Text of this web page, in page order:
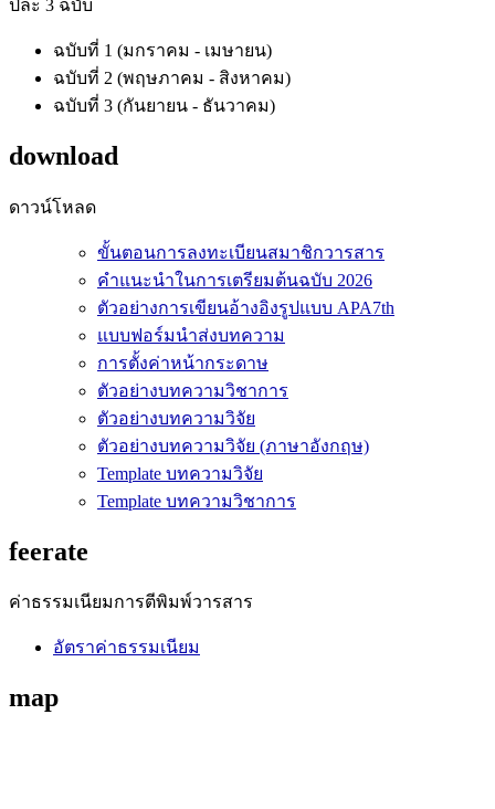
ปีละ 3 ฉบับ
ฉบับที่ 1 (มกราคม - เมษายน)
ฉบับที่ 2 (พฤษภาคม - สิงหาคม)
ฉบับที่ 3 (กันยายน - ธันวาคม)
download
ดาวน์โหลด
ขั้นตอนการลงทะเบียนสมาชิกวารสาร
คำแนะนำในการเตรียมต้นฉบับ 2026
ตัวอย่างการเขียนอ้างอิงรูปแบบ APA7th
แบบฟอร์มนำส่งบทความ
การตั้งค่าหน้ากระดาษ
ตัวอย่างบทความวิชาการ
ตัวอย่างบทความวิจัย
ตัวอย่างบทความวิจัย (ภาษาอังกฤษ)
Template บทความวิจัย
Template บทความวิชาการ
feerate
ค่าธรรมเนียมการตีพิมพ์วารสาร
อัตราค่าธรรมเนียม
map